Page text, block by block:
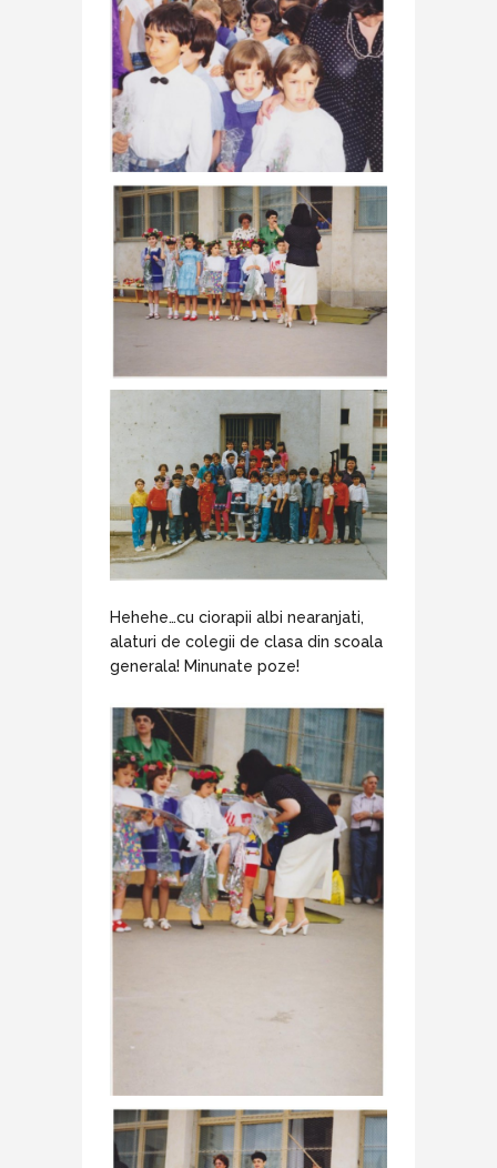
Hehehe…cu ciorapii albi nearanjati,
alaturi de colegii de clasa din scoala
generala! Minunate poze!